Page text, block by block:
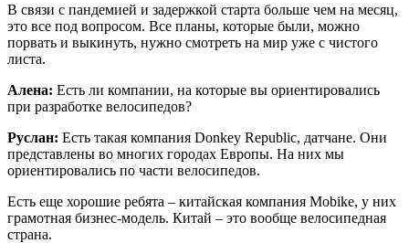
В связи с пандемией и задержкой старта больше чем на месяц,
это все под вопросом. Все планы, которые были, можно
порвать и выкинуть, нужно смотреть на мир уже с чистого
листа.
Алена: Есть ли компании, на которые вы ориентировались
при разработке велосипедов?
Руслан: Есть такая компания Donkey Republic, датчане. Они
представлены во многих городах Европы. На них мы
ориентировались по части велосипедов.
Есть еще хорошие ребята – китайская компания Mobike, у них
грамотная бизнес-модель. Китай – это вообще велосипедная
страна.